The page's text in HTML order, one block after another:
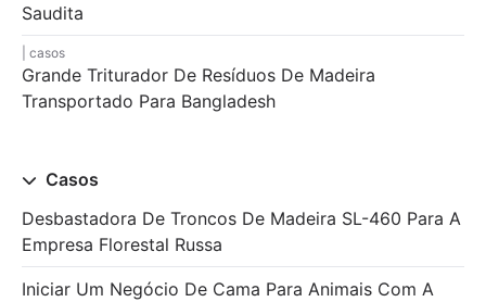
Saudita
casos
Grande Triturador De Resíduos De Madeira
Transportado Para Bangladesh
Casos
Desbastadora De Troncos De Madeira SL-460 Para A
Empresa Florestal Russa
Iniciar Um Negócio De Cama Para Animais Com A